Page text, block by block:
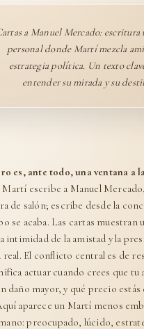
a Manuel Mercado: escritura
personal donde Martí mezcla
estrategia política. Un texto
entender su mirada y su
es, ante todo, una ventana a
Martí escribe a Manuel
de salón; escribe desde la
se acaba. Las cartas muestran
intimidad de la amistad y la
El conflicto central es de
actuar cuando crees que tu
daño mayor, y qué precio estás
aparece un Martí menos
preocupado, lúcido,